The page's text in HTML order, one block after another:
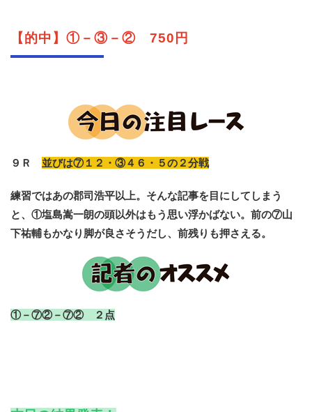
【的中】①－③－② 750円
９Ｒ 並びは⑦１２・③４６・５の２分戦
練習ではあの郡司浩平以上。そんな記事を目にしてしまう
と、①塩島嵩一朗の頭以外はもう思い浮かばない。前の⑦山
下祐輔もかなり脚が良さそうだし、前残りも押さえる。
①－⑦②－⑦② ２点